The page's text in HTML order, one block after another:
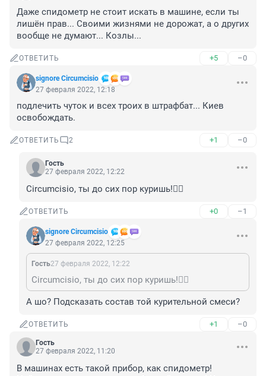
Даже спидометр не стоит искать в машине, если ты
лишён прав... Своими жизнями не дорожат, а о других
вообще не думают... Козлы...
ОТВЕТИТЬ +5 –0
signore Сircumcisio
27 февраля 2022, 12:18
подлечить чуток и всех троих в штрафбат... Киев
освобождать.
ОТВЕТИТЬ 2 +1 –0
Гость
27 февраля 2022, 12:22
Circumcisio, ты до сих пор куришь!🤦‍♂️
ОТВЕТИТЬ +0 –1
signore Сircumcisio
27 февраля 2022, 12:25
Гость27 февраля 2022, 12:22
Circumcisio, ты до сих пор куришь!🤦‍♂️
А шо? Подсказать состав той курительной смеси?
ОТВЕТИТЬ +1 –0
Гость
27 февраля 2022, 11:20
В машинах есть такой прибор, как спидометр!